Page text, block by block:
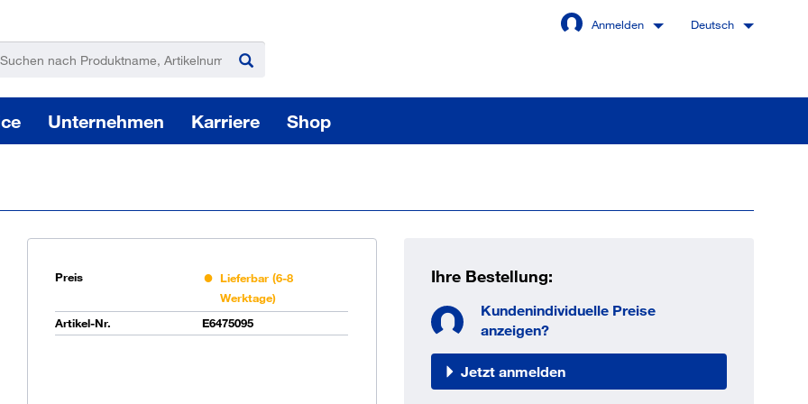
Anmelden
Angemeldet bleiben
Sie sind noch kein Kunde
Deutsch
Unternehmen Karriere Shop
Preis
Lieferbar (6-8
Werktage)
Artikel-Nr.
E6475095
Ihre Bestellung:
Kundenindividuelle Preise
anzeigen?
Jetzt anmelden